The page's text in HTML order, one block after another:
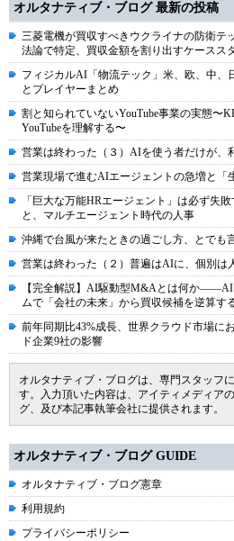
オルタナティブ・ブログ 最新の投稿
三菱電機が買収すべきウクライナの防衛
法論で特定、買収金額を割り出すケースス
フィジカルAI「物流テック」米、欧、中、
とプレイヤーまとめ
割と知られていないYouTube事業の実態〜
YouTubeを理解する〜
営業は終わった（３）AIを使う者だけが、
営業現場で進むAIエージェントの急増と「
「巨大な万能HRエージェント」は必ず失
と、マルチエージェント時代の人事
沖縄で台風が来たときの過ごし方、とでも
営業は終わった（２）普遍はAIに、個別は
【完全解説】AI駆動型M&Aとは何か――AI
ムで「会社の未来」から買収候補を逆算す
前年同期比43%成長、世界クラウド市場に
ド企業9社の影響
オルタナティブ・ブログは、専門スタッフ
す。入力頂いた内容は、アイティメディア
グ、及び本記事執筆会社に提供されます。
オルタナティブ・ブログ GUIDE
オルタナティブ・ブログ憲章
利用規約
プライバシーポリシー